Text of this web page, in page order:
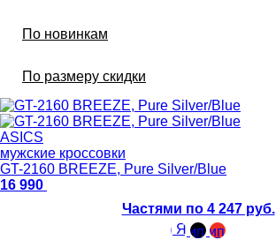
По новинкам
По размеру скидки
ASICS
мужские кроссовки
GT-2160 BREEZE, Pure Silver/Blue
16 990
Частями по 4 247 руб.